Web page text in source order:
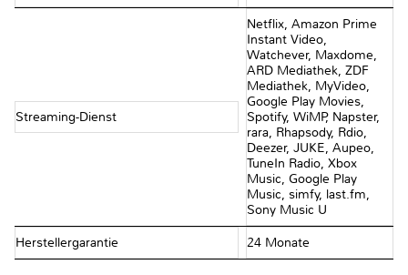
Streaming-Dienst
Netflix, Amazon Prime
Instant Video,
Watchever, Maxdome,
ARD Mediathek, ZDF
Mediathek, MyVideo,
Google Play Movies,
Spotify, WiMP, Napster,
rara, Rhapsody, Rdio,
Deezer, JUKE, Aupeo,
TuneIn Radio, Xbox
Music, Google Play
Music, simfy, last.fm,
Sony Music U
Herstellergarantie 24 Monate